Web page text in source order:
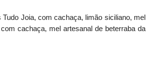
Joia, com cachaça, limão siciliano, mel
cachaça, mel artesanal de beterraba da